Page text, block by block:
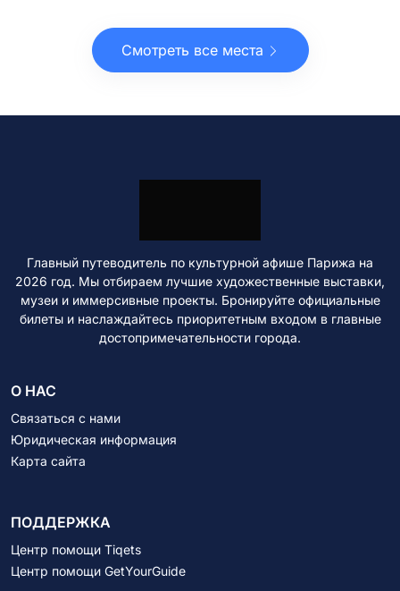
Смотреть все места
Главный путеводитель по культурной афише Парижа на
2026 год. Мы отбираем лучшие художественные выставки,
музеи и иммерсивные проекты. Бронируйте официальные
билеты и наслаждайтесь приоритетным входом в главные
достопримечательности города.
О НАС
Связаться с нами
Юридическая информация
Карта сайта
ПОДДЕРЖКА
Центр помощи Tiqets
Центр помощи GetYourGuide